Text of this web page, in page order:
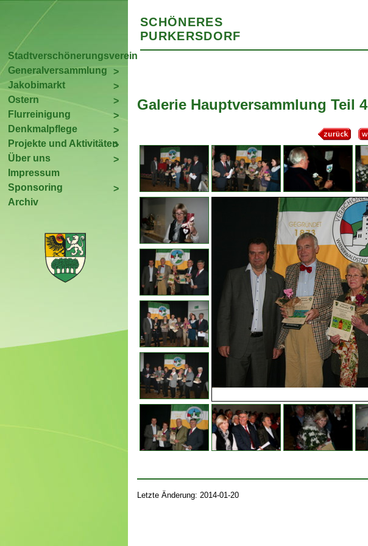
Stadtverschönerungsverein
Generalversammlung
Jakobimarkt
Ostern
Flurreinigung
Denkmalpflege
Projekte und Aktivitäten
Über uns
Impressum
Sponsoring
Archiv
SCHÖNERES
PURKERSDORF
Galerie Hauptversammlung Teil 4
Letzte Änderung: 2014-01-20